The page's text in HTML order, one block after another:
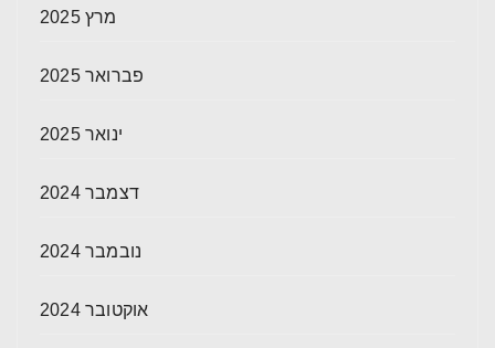
מרץ 2025
פברואר 2025
ינואר 2025
דצמבר 2024
נובמבר 2024
אוקטובר 2024